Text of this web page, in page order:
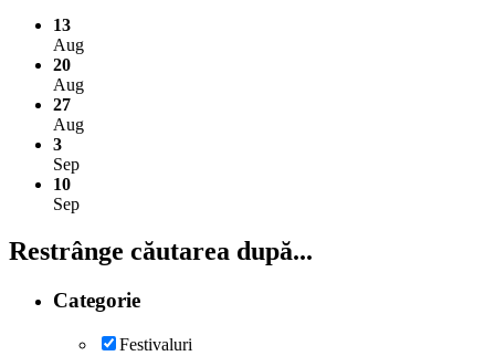
13
Aug
20
Aug
27
Aug
3
Sep
10
Sep
Restrânge căutarea după...
Categorie
Festivaluri